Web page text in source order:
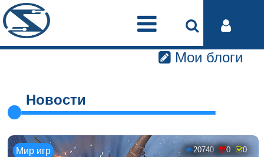
Мои блоги
Новости
Мир игр 20740 0 0